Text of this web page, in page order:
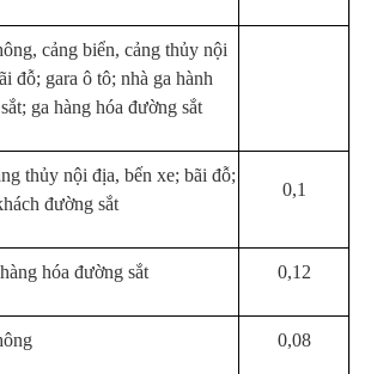
cảng biển, cảng thủy nội
đỗ; gara ô tô; nhà ga hành
ga hàng hóa đường sắt
thủy nội địa, bến xe; bãi đỗ;
đường sắt
0,1
hóa đường sắt 0,12
0,08